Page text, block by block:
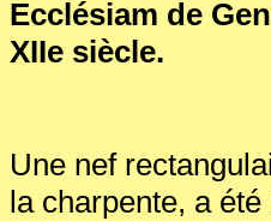
Ecclésiam de
XIIe siècle.
Une nef
la charpente, a